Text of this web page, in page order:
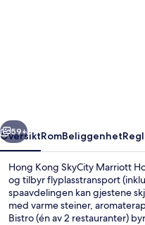
Neste
59+
OversiktRomBeliggenhet
Hong Kong SkyCity Marriott
og tilbyr flyplasstransport
spaavdelingen kan gjestene
med varme steiner,
Bistro (én av 2 restauranter)